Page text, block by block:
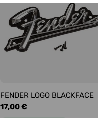
FENDER LOGO BLACKFACE
Precio
17,00 €